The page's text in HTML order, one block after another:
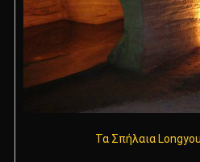
Τα Σπήλαια